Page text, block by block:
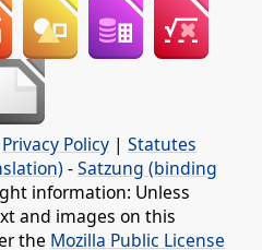
Privacy Policy | Statutes
-Satzung (binding
information: Unless
and images on this
the Mozilla Public License